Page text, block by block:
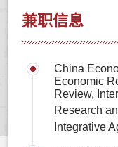
兼职信息
China
Economic
Review,
Research
Integrative